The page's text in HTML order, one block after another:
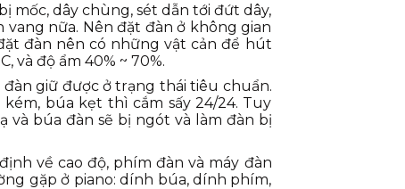
mốc, dây chùng, sét dẫn tới đứt dây,
nữa. Nên đặt đàn ở không gian
đàn nên có những vật cản để hút
C, và độ ẩm 40% ~ 70%.
giữ được ở trạng thái tiêu chuẩn.
búa kẹt thì cắm sấy 24/24. Tuy
và búa đàn sẽ bị ngót và làm đàn bị
về cao độ, phím đàn và máy đàn
gặp ở piano: dính búa, dính phím,